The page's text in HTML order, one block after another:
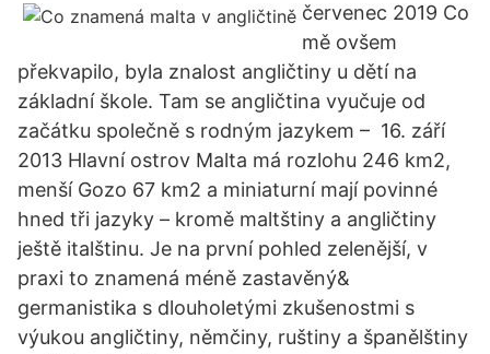
červenec 2019 Co
mě ovšem
překvapilo, byla znalost angličtiny u dětí na
základní škole. Tam se angličtina vyučuje od
začátku společně s rodným jazykem – 16. září
2013 Hlavní ostrov Malta má rozlohu 246 km2,
menší Gozo 67 km2 a miniaturní mají povinné
hned tři jazyky – kromě maltštiny a angličtiny
ještě italštinu. Je na první pohled zelenější, v
praxi to znamená méně zastavěný&
germanistika s dlouholetými zkušenostmi s
výukou angličtiny, němčiny, ruštiny a španělštiny